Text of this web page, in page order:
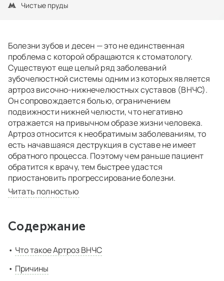
Чистые пруды
Болезни зубов и десен — это не единственная
проблема с которой обращаются к стоматологу.
Существуют еще целый ряд заболеваний
зубочелюстной системы одним из которых является
артроз височно-нижнечелюстных суставов (ВНЧС).
Он сопровождается болью, ограничением
подвижности нижней челюсти, что негативно
отражается на привычном образе жизни человека.
Артроз относится к необратимым заболеваниям, то
есть начавшаяся деструкция в суставе не имеет
обратного процесса. Поэтому чем раньше пациент
обратится к врачу, тем быстрее удастся
приостановить прогрессирование болезни.
Читать полностью
Содержание
Что такое Артроз ВНЧС
Причины